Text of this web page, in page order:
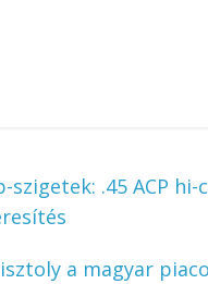
szigetek: .45 ACP hi-
a magyar